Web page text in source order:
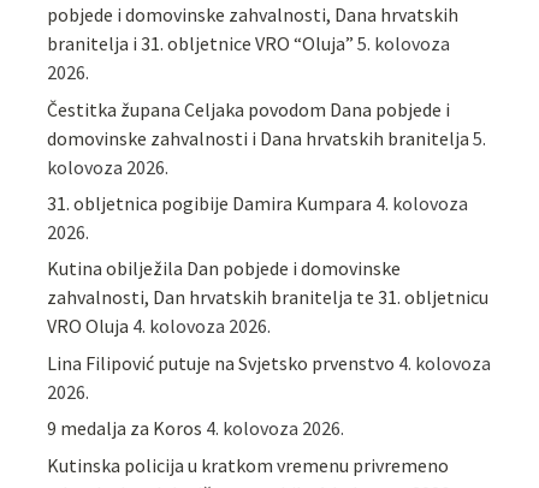
pobjede i domovinske zahvalnosti, Dana hrvatskih
branitelja i 31. obljetnice VRO “Oluja” 5. kolovoza
2026.
Čestitka župana Celjaka povodom Dana pobjede i
domovinske zahvalnosti i Dana hrvatskih branitelja 5.
kolovoza 2026.
31. obljetnica pogibije Damira Kumpara 4. kolovoza
2026.
Kutina obilježila Dan pobjede i domovinske
zahvalnosti, Dan hrvatskih branitelja te 31. obljetnicu
VRO Oluja 4. kolovoza 2026.
Lina Filipović putuje na Svjetsko prvenstvo 4. kolovoza
2026.
9 medalja za Koros 4. kolovoza 2026.
Kutinska policija u kratkom vremenu privremeno